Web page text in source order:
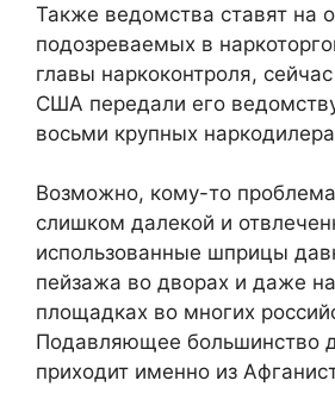
Также ведомства ставят на
подозреваемых в
главы наркоконтроля,
США передали его
восьми крупных
Возможно, кому-то
слишком далекой и
использованные шприцы
пейзажа во дворах и даже
площадках во многих
Подавляющее большинство
приходит именно из